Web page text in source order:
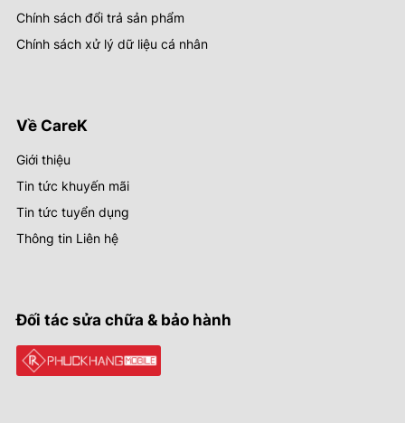
Chính sách đổi trả sản phẩm
Chính sách xử lý dữ liệu cá nhân
Về CareK
Giới thiệu
Tin tức khuyến mãi
Tin tức tuyển dụng
Thông tin Liên hệ
Đối tác sửa chữa & bảo hành